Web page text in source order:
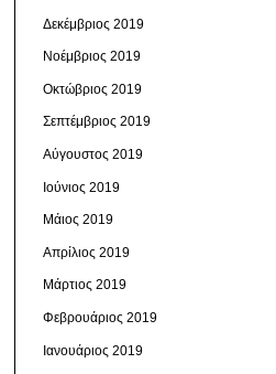
Δεκέμβριος 2019
Νοέμβριος 2019
Οκτώβριος 2019
Σεπτέμβριος 2019
Αύγουστος 2019
Ιούνιος 2019
Μάιος 2019
Απρίλιος 2019
Μάρτιος 2019
Φεβρουάριος 2019
Ιανουάριος 2019